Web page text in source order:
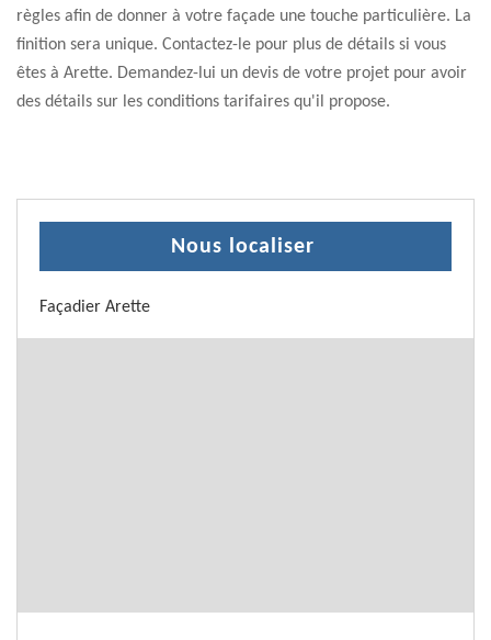
règles afin de donner à votre façade une touche particulière. La
finition sera unique. Contactez-le pour plus de détails si vous
êtes à Arette. Demandez-lui un devis de votre projet pour avoir
des détails sur les conditions tarifaires qu'il propose.
Nous localiser
Façadier Arette